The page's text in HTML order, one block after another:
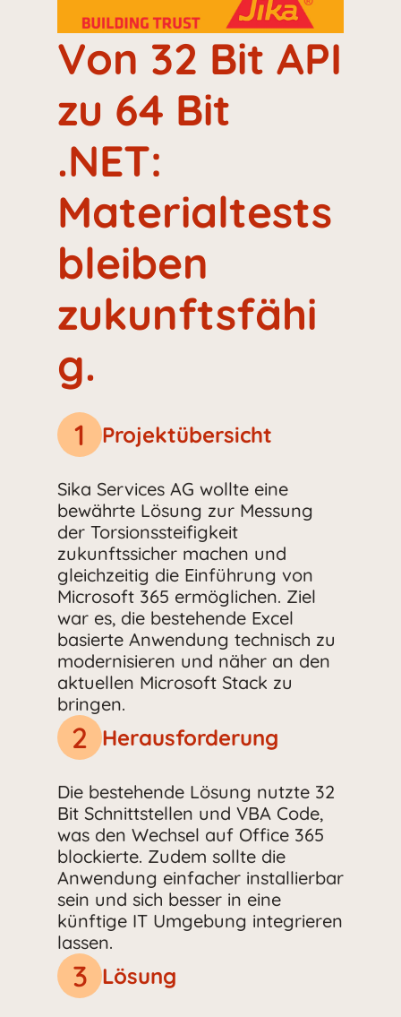
Von 32 Bit API
zu 64 Bit
.NET:
Materialtests
bleiben
zukunftsfähi
g.
1 Projektübersicht
Sika Services AG wollte eine
bewährte Lösung zur Messung
der Torsionssteifigkeit
zukunftssicher machen und
gleichzeitig die Einführung von
Microsoft 365 ermöglichen. Ziel
war es, die bestehende Excel
basierte Anwendung technisch zu
modernisieren und näher an den
aktuellen Microsoft Stack zu
bringen.
2 Herausforderung
Die bestehende Lösung nutzte 32
Bit Schnittstellen und VBA Code,
was den Wechsel auf Office 365
blockierte. Zudem sollte die
Anwendung einfacher installierbar
sein und sich besser in eine
künftige IT Umgebung integrieren
lassen.
3 Lösung